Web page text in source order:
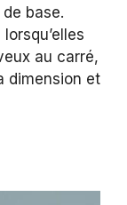
base.
au carré,
dimension et